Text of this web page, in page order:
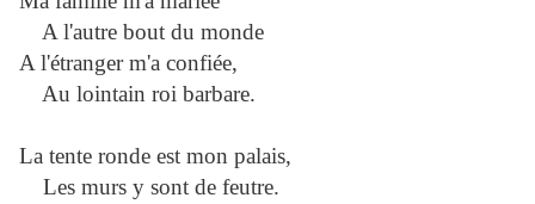
A l'autre bout du monde
A l'étranger m'a confiée,
Au lointain roi barbare.
La tente ronde est mon palais,
Les murs y sont de feutre.